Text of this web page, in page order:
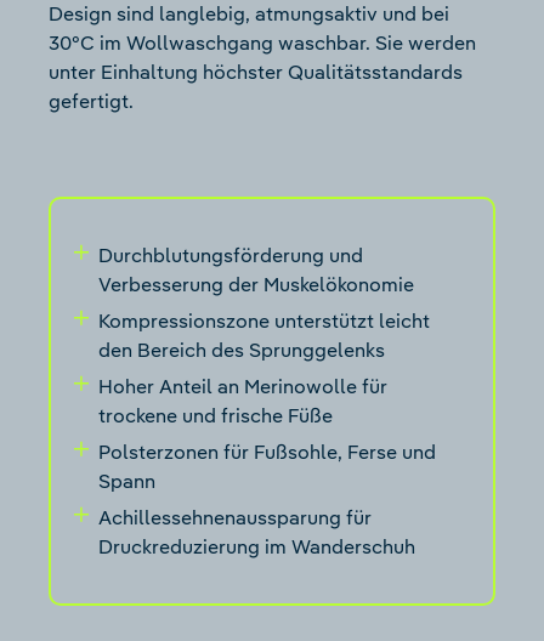
Design sind langlebig, atmungsaktiv und bei
30°C im Wollwaschgang waschbar. Sie werden
unter Einhaltung höchster Qualitätsstandards
gefertigt.
Durchblutungsförderung und
Verbesserung der Muskelökonomie
Kompressionszone unterstützt leicht
den Bereich des Sprunggelenks
Hoher Anteil an Merinowolle für
trockene und frische Füße
Polsterzonen für Fußsohle, Ferse und
Spann
Achillessehnenaussparung für
Druckreduzierung im Wanderschuh